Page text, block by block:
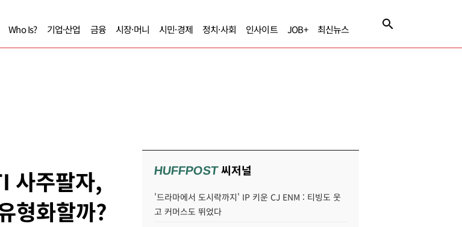
Who Is? 기업·산업 금융 시장·머니 시민·경제 정치·사회 인사이트 JOB+ 최신뉴스
사주팔자,
형화할까?
HUFFPOST씨저널
'드라마에서 도시락까지' IP 키운 CJ ENM : 티빙도 웃
고 커머스도 뛰었다